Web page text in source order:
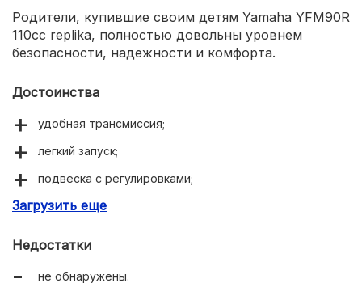
Родители, купившие своим детям Yamaha YFM90R
110cc replika, полностью довольны уровнем
безопасности, надежности и комфорта.
Достоинства
удобная трансмиссия;
легкий запуск;
подвеска с регулировками;
надежная тормозная система;
Загрузить еще
Недостатки
не обнаружены.